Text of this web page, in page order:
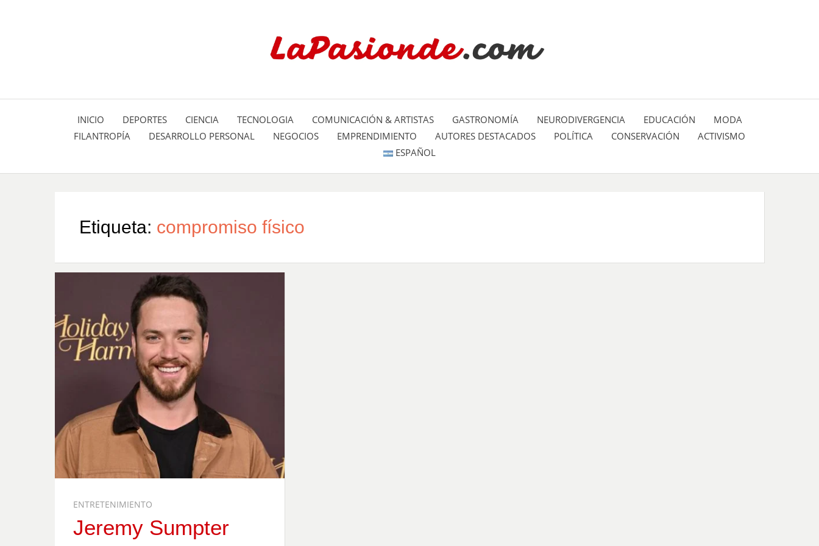
LA PASIÓN DE:
INICIO DEPORTES CIENCIA TECNOLOGIA COMUNICACIÓN & ARTISTAS GASTRONOMÍA NEURODIVERGENCIA EDUCACIÓN
MODA
FILANTROPÍA
DESARROLLO PERSONAL NEGOCIOS EMPRENDIMIENTO AUTORES DESTACADOS POLÍTICA CONSERVACIÓN
ACTIVISMO
ESPAÑOL
Etiqueta: compromiso físico
ENTRETENIMIENTO
Jeremy Sumpter